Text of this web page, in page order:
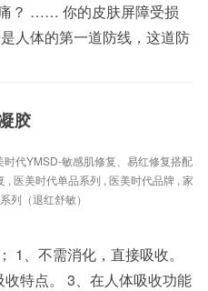
？ …… 你的皮肤屏障受损
人体的第一道防线，这道防
果皮肤屏障受损，会使皮肤
户最为集中的年龄段是26-30
胶
时代YMSD-敏感肌修复、易红修复搭配
, 医美时代单品系列 , 医美时代品牌 , 家
列（退红舒敏）
1、不需消化，直接吸收。
特点。 3、在人体吸收功能